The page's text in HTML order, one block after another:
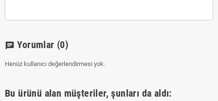
chat Yorumlar (0)
Henüz kullanıcı değerlendirmesi yok.
Bu ürünü alan müşteriler, şunları da aldı: